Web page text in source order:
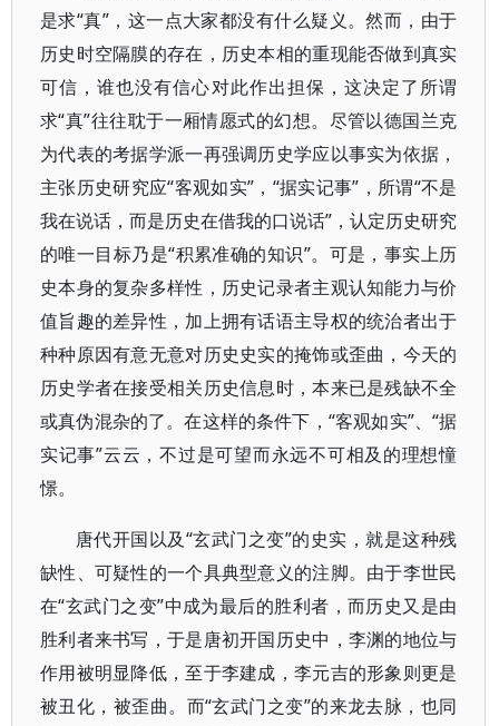
是求“真”，这一点大家都没有什么疑义。然而，由于
历史时空隔膜的存在，历史本相的重现能否做到真实
可信，谁也没有信心对此作出担保，这决定了所谓
求“真”往往耽于一厢情愿式的幻想。尽管以德国兰克
为代表的考据学派一再强调历史学应以事实为依据，
主张历史研究应“客观如实”，“据实记事”，所谓“不是
我在说话，而是历史在借我的口说话”，认定历史研究
的唯一目标乃是“积累准确的知识”。可是，事实上历
史本身的复杂多样性，历史记录者主观认知能力与价
值旨趣的差异性，加上拥有话语主导权的统治者出于
种种原因有意无意对历史史实的掩饰或歪曲，今天的
历史学者在接受相关历史信息时，本来已是残缺不全
或真伪混杂的了。在这样的条件下，“客观如实”、“据
实记事”云云，不过是可望而永远不可相及的理想憧
憬。
唐代开国以及“玄武门之变”的史实，就是这种残
缺性、可疑性的一个具典型意义的注脚。由于李世民
在“玄武门之变”中成为最后的胜利者，而历史又是由
胜利者来书写，于是唐初开国历史中，李渊的地位与
作用被明显降低，至于李建成，李元吉的形象则更是
被丑化，被歪曲。而“玄武门之变”的来龙去脉，也同